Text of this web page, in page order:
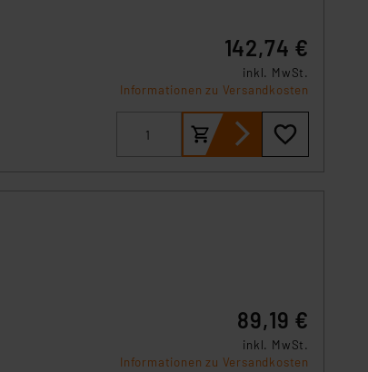
bestehen.
übermittelten
142,74 €
inkl. MwSt.
Informationen zu Versandkosten
89,19 €
inkl. MwSt.
Informationen zu Versandkosten